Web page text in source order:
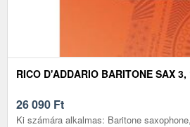
RICO D'ADDARIO BARITONE SAX 3,
26 090 Ft
Ki számára alkalmas: Baritone